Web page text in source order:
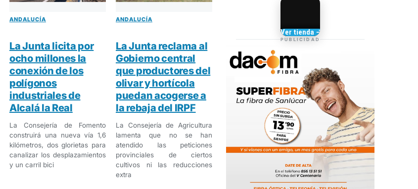
ANDALUCÍA
La Junta licita por
ocho millones la
conexión de los
polígonos
industriales de
Alcalá la Real
La Consejería de Fomento
construirá una nueva vía 1,6
kilómetros, dos glorietas para
canalizar los desplazamientos
y un carril bici
ANDALUCÍA
La Junta reclama al
Gobierno central
que productores del
olivar y hortícola
puedan acogerse a
la rebaja del IRPF
La Consejería de Agricultura
lamenta que no se han
atendido las peticiones
provinciales de ciertos
cultivos ni las reducciones
extra
TIENDA DE
Camisetas de Sanlúcar
Ver tienda →
PUBLICIDAD